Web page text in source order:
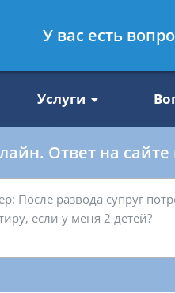
509-27-47
Услуги
Ответ на
У вас есть